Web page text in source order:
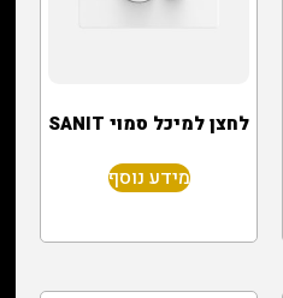
לחצן למיכל סמוי SANIT
מידע נוסף